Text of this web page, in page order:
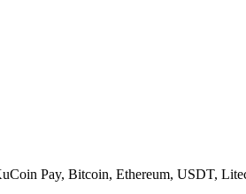
Pay, Bitcoin, Ethereum, USDT,